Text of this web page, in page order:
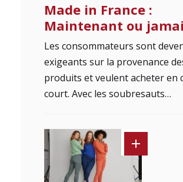
Made in France :
Maintenant ou
Les consommateurs sont
exigeants sur la provenance
produits et veulent acheter en
court. Avec les soubresauts…